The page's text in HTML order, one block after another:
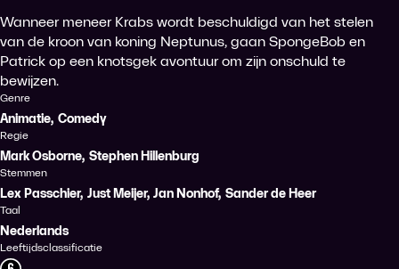
Wanneer meneer Krabs wordt beschuldigd van het stelen
van de kroon van koning Neptunus, gaan SpongeBob en
Patrick op een knotsgek avontuur om zijn onschuld te
bewijzen.
Genre
Animatie, Comedy
Regie
Mark Osborne, Stephen Hillenburg
Stemmen
Lex Passchier, Just Meijer, Jan Nonhof, Sander de Heer
Taal
Nederlands
Leeftijdsclassificatie